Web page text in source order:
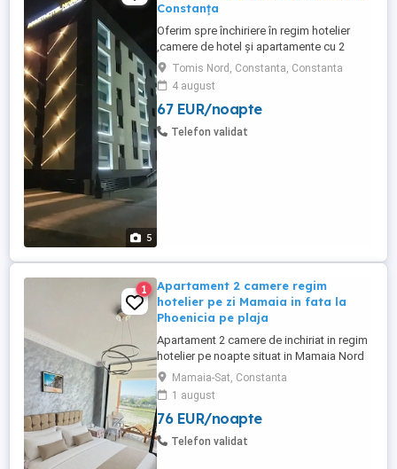
5
Constanța
Oferim spre închiriere în regim hotelier
,camere de hotel și apartamente cu 2
camere la un complex hotelier de 3 și 4
stele . Contra cost avem și mic dejun la
cerere (40 lei de persoană) Complexul
hotelier se află în zona Tomis Nord
Campus Universitate. Dotări: Complet
Tomis Nord, Constanta, Constanta
4 august
67 EUR/noapte
Telefon validat
1
Apartament 2 camere regim
hotelier pe zi Mamaia in fata la
Phoenicia pe plaja
Apartament 2 camere de inchiriat in regim
hotelier pe noapte situat in Mamaia Nord
in fata complexului Phoenicia, linia 1 de la
mare, chiar pe plaja, in complexul Roca
Residence, cea mai buna locatie din
Mamaia, apartamente chiar pe plaja, cu
vedere si la mare, terasa, cu acces direct
Mamaia-Sat, Constanta
1 august
76 EUR/noapte
Telefon validat